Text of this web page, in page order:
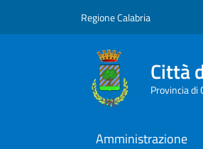
Regione Calabria
Città
Provincia di
Amministrazione